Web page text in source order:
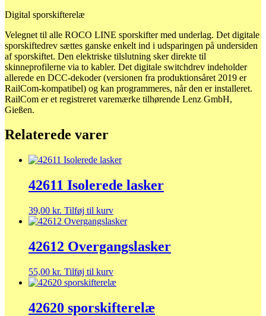
Digital sporskifterelæ
Velegnet til alle ROCO LINE sporskifter med underlag. Det digitale
sporskiftedrev sættes ganske enkelt ind i udsparingen på undersiden
af ​​sporskiftet. Den elektriske tilslutning sker direkte til
skinneprofilerne via to kabler. Det digitale switchdrev indeholder
allerede en DCC-dekoder (versionen fra produktionsåret 2019 er
RailCom-kompatibel) og kan programmeres, når den er installeret.
RailCom er et registreret varemærke tilhørende Lenz GmbH,
Gießen.
Relaterede varer
42611 Isolerede lasker
39,00 kr. Tilføj til kurv
42612 Overgangslasker
55,00 kr. Tilføj til kurv
42620 sporskifterelæ